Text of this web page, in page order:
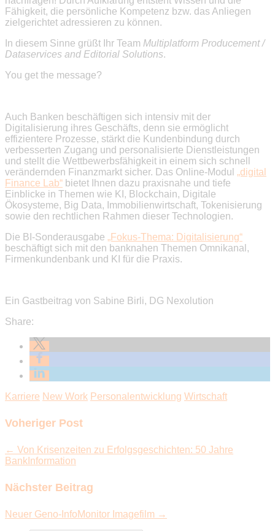
Fähigkeit, die persönliche Kompetenz bzw. das Anliegen
zielgerichtet adressieren zu können.
In diesem Sinne grüßt Ihr Team Multiplatform Producement /
Dataservices and Editorial Solutions.
You get the message?
Auch Banken beschäftigen sich intensiv mit der
Digitalisierung ihres Geschäfts, denn sie ermöglicht
effizientere Prozesse, stärkt die Kundenbindung durch
verbesserten Zugang und personalisierte Dienstleistungen
und stellt die Wettbewerbsfähigkeit in einem sich schnell
verändernden Finanzmarkt sicher. Das Online-Modul „digital
Finance Lab“ bietet Ihnen dazu praxisnahe und tiefe
Einblicke in Themen wie KI, Blockchain, Digitale
Ökosysteme, Big Data, Immobilienwirtschaft, Tokenisierung
sowie den rechtlichen Rahmen dieser Technologien.
Die BI-Sonderausgabe „Fokus-Thema: Digitalisierung“
beschäftigt sich mit den banknahen Themen Omnikanal,
Firmenkundenbank und KI für die Praxis.
Ein Gastbeitrag von Sabine Birli, DG Nexolution
Share:
Karriere New Work Personalentwicklung Wirtschaft
Voheriger Post
← Von Krisenzeiten zu Erfolgsgeschichten: 50 Jahre
BankInformation
Nächster Beitrag
Neuer Geno-InfoMonitor Imagefilm →